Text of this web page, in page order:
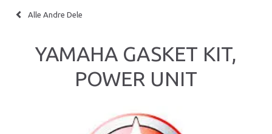
Alle Andre Dele
YAMAHA GASKET KIT,
POWER UNIT